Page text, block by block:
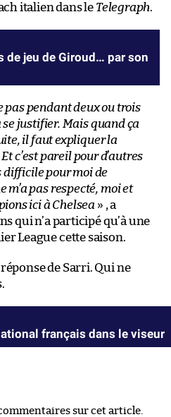
italien dans le Telegraph.
de jeu de Giroud… par son
pas pendant deux ou trois
se justifier. Mais quand ça
il faut expliquer la
c’est pareil pour d’autres
difficile pour moi de
m’a pas respecté, moi et
ici à Chelsea » , a
qui n’a participé qu’à une
League cette saison.
de Sarri. Qui ne
français dans le viseur
sur cet article.